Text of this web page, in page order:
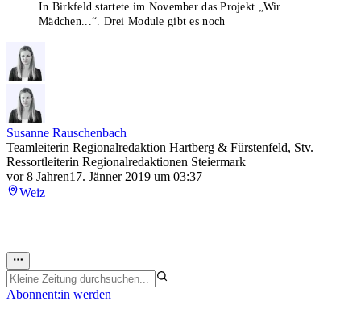
In Birkfeld startete im November das Projekt „Wir
Mädchen...“. Drei Module gibt es noch
Susanne Rauschenbach
Teamleiterin Regionalredaktion Hartberg & Fürstenfeld, Stv.
Ressortleiterin Regionalredaktionen Steiermark
vor 8 Jahren17. Jänner 2019 um 03:37
Weiz
Abonnent:in werden